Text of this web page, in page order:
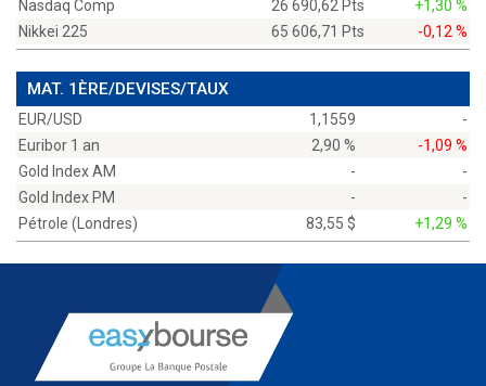
Nasdaq Comp 26 690,62 Pts
+1,30 %
Nikkei 225
65 606,71 Pts -0,12 %
MAT. 1ÈRE/DEVISES/TAUX
EUR/USD 1,1559
-
Euribor 1 an
2,90 %
-1,09 %
Gold Index AM
-
-
Gold Index PM
-
-
Pétrole (Londres)
83,55 $ +1,29 %